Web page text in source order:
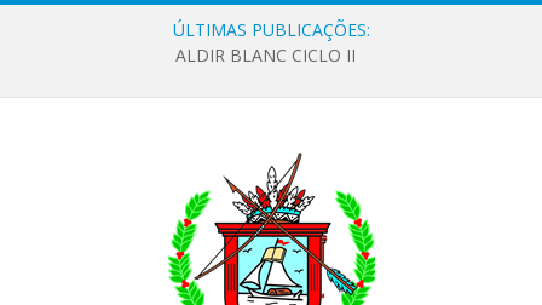
ÚLTIMAS PUBLICAÇÕES:
ALDIR BLANC CICLO II